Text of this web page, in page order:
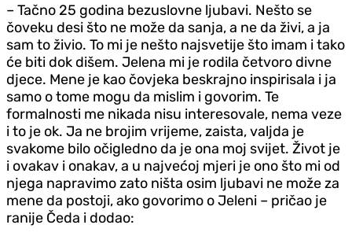
– Tačno 25 godina bezuslovne ljubavi. Nešto se
čoveku desi što ne može da sanja, a ne da živi, a ja
sam to živio. To mi je nešto najsvetije što imam i tako
će biti dok dišem. Jelena mi je rodila četvoro divne
d‌jece. Mene je kao čovjeka beskrajno inspirisala i ja
samo o tome mogu da mislim i govorim. Te
formalnosti me nikada nisu interesovale, nema veze
i to je ok. Ja ne brojim vrijeme, zaista, valjda je
svakome bilo očigledno da je ona moj svijet. Život je
i ovakav i onakav, a u najvećoj mjeri je ono što mi od
njega napravimo zato ništa osim ljubavi ne može za
mene da postoji, ako govorimo o Jeleni – pričao je
ranije Čeda i dodao: